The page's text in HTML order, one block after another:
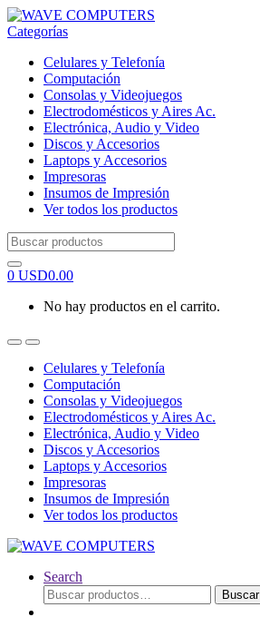
Skip
to
Skip
to
Categorías
Celulares y Telefonía
Computación
Consolas y Videojuegos
Electrodomésticos y Aires Ac.
Electrónica, Audio y Video
Discos y Accesorios
Laptops y Accesorios
Impresoras
Insumos de Impresión
Ver todos los productos
Search
for:
0 USD0.00
No hay productos en el carrito.
Celulares y Telefonía
Computación
Consolas y Videojuegos
Electrodomésticos y Aires Ac.
Electrónica, Audio y Video
Discos y Accesorios
Laptops y Accesorios
Impresoras
Insumos de Impresión
Ver todos los productos
Search
Buscar
por:
Buscar